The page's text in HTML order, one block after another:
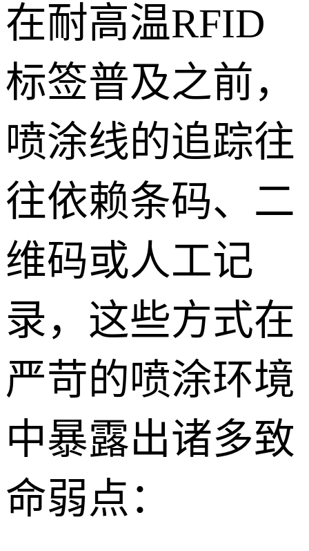
在耐高温RFID
标签普及之前，
喷涂线的追踪往
往依赖条码、二
维码或人工记
录，这些方式在
严苛的喷涂环境
中暴露出诸多致
命弱点：